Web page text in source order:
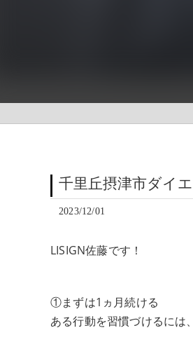
千里丘摂津市ダイ
2023/12/01
LISIGN佐藤です！
①まずは1ヵ月続ける
ある行動を習慣づけるには